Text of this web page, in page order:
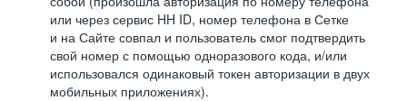
или через сервис HH ID, номер телефона в Сетке
и на Сайте совпал и пользователь смог подтвердить
свой номер с помощью одноразового кода, и/или
использовался одинаковый токен авторизации в двух
мобильных приложениях).